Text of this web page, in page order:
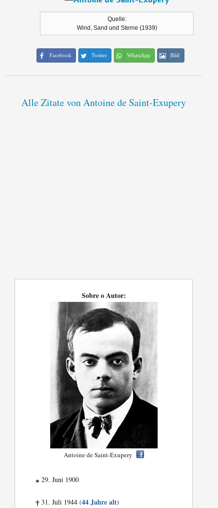
Quelle:
Wind, Sand und Sterne (1939)
Facebook Twitter WhatsApp Bild
Alle Zitate von Antoine de Saint-Exupery
Sobre o Autor:
Antoine de Saint-Exupery
* 29. Juni 1900
† 31. Juli 1944(44 Jahre alt)